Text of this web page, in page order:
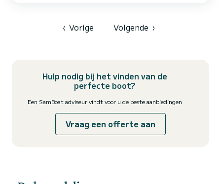
‹ Vorige Volgende ›
Hulp nodig bij het vinden van de
perfecte boot?
Een SamBoat adviseur vindt voor u de beste aanbiedingen
Vraag een offerte aan